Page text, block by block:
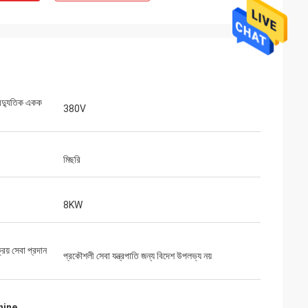
জীবনকালীন সেবা।
একক
380V
মিছরি
8KW
সেবা প্রদান
প্রকৌশলী সেবা যন্ত্রপাতি জন্য বিদেশ উপলভ্য নয়